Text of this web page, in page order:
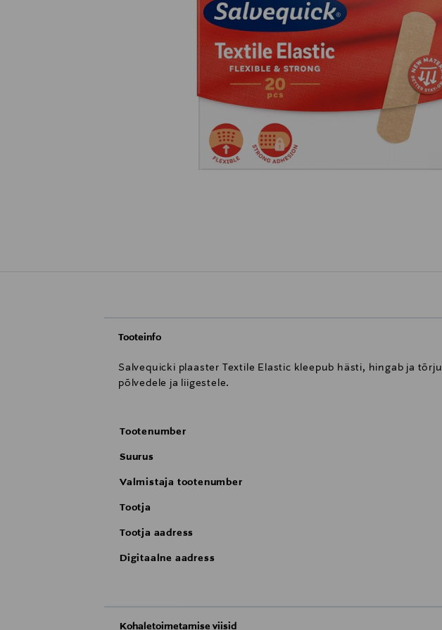
Tooteinfo
Salvequicki plaaster Textile Elastic kleepub hästi, hingab ja
põlvedele ja liigestele.
Tootenumber
Suurus
Valmistaja tootenumber
Tootja
Tootja aadress
Digitaalne aadress
Kohaletoimetamise viisid